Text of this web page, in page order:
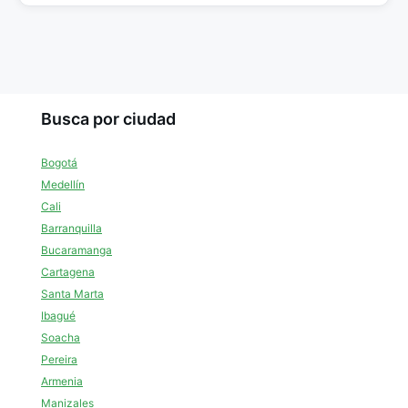
Busca por ciudad
Bogotá
Medellín
Cali
Barranquilla
Bucaramanga
Cartagena
Santa Marta
Ibagué
Soacha
Pereira
Armenia
Manizales